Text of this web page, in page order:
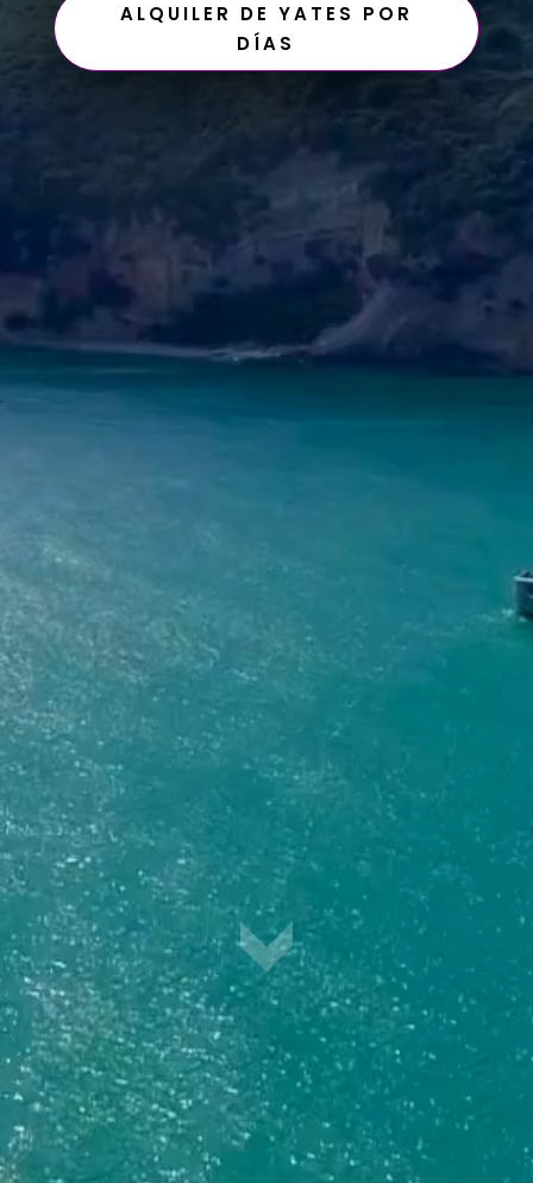
ALQUILER DE YATES POR
DÍAS